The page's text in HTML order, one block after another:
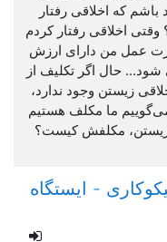
باشم که اخلاقی رفتار
وقتی اخلاقی رفتار کردم
عمل من دارای ارزش
حال اگر تکلیف از
زیستن وجود ندارد،
ما مکلف هستیم
زیستن، مکلفش کیست؟
- ایستگاه